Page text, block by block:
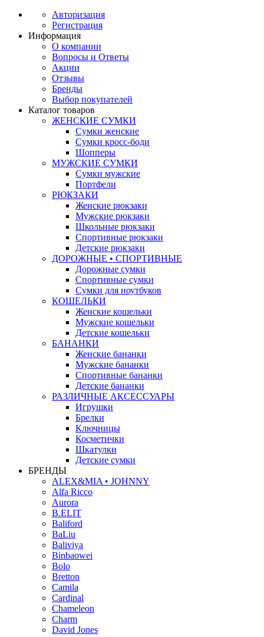
Авторизация
Регистрация
Информация
О компании
Вопросы и Ответы
Акции
Отзывы
Бренды
Выбор покупателей
Каталог товаров
ЖЕНСКИЕ СУМКИ
Сумки женские
Сумки кросс-боди
Шопперы
МУЖСКИЕ СУМКИ
Сумки мужские
Портфели
РЮКЗАКИ
Женские рюкзаки
Мужские рюкзаки
Школьные рюкзаки
Спортивные рюкзаки
Детские рюкзаки
ДОРОЖНЫЕ • СПОРТИВНЫЕ
Дорожные сумки
Спортивные сумки
Сумки для ноутбуков
КОШЕЛЬКИ
Женские кошельки
Мужские кошельки
Детские кошельки
БАНАНКИ
Женские бананки
Мужские бананки
Спортивные бананки
Детские бананки
РАЗЛИЧНЫЕ АКСЕССУАРЫ
Игрушки
Брелки
Ключницы
Косметички
Шкатулки
Детские сумки
БРЕНДЫ
ALEX&MIA • JOHNNY
Alfa Ricco
Aurora
B.ELIT
Baliford
BaLiu
Baliviya
Binbaowei
Bolo
Bretton
Camila
Cardinal
Chameleon
Charm
David Jones